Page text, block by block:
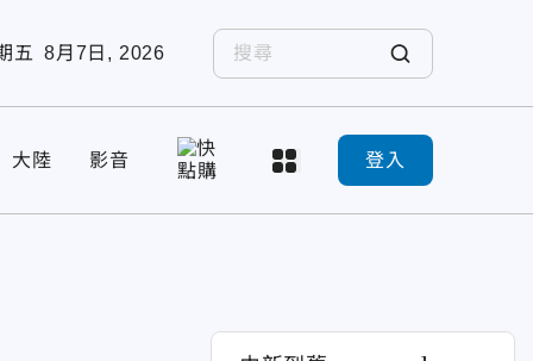
五 8月7日, 2026
大陸 影音 登入